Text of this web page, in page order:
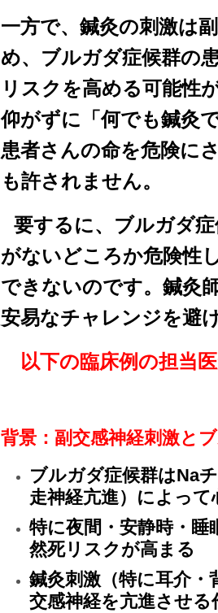
一方で、鍼灸の刺激は
め、ブルガダ症候群の
リスクを高める可能性
仰がずに「何でも鍼灸
患者さんの命を危険に
も許されません。
要するに、ブルガダ
がないどころか危険性
できないのです。鍼灸
安易なチャレンジを避
以下の臨床例の担当
背景：副交感神経刺激と
ブルガダ症候群はNa
走神経亢進）によっ
特に夜間・安静時・
然死リスクが高まる
鍼灸刺激（特に耳介・
交感神経を亢進させる